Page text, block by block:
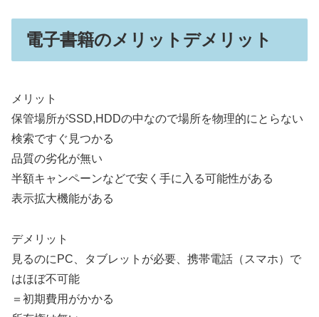
電子書籍のメリットデメリット
メリット
保管場所がSSD,HDDの中なので場所を物理的にとらない
検索ですぐ見つかる
品質の劣化が無い
半額キャンペーンなどで安く手に入る可能性がある
表示拡大機能がある
デメリット
見るのにPC、タブレットが必要、携帯電話（スマホ）で
はほぼ不可能
＝初期費用がかかる